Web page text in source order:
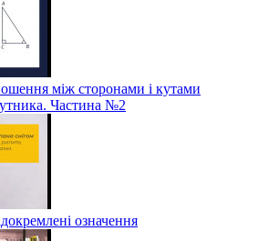
між сторонами і кутами
Частина №2
означення